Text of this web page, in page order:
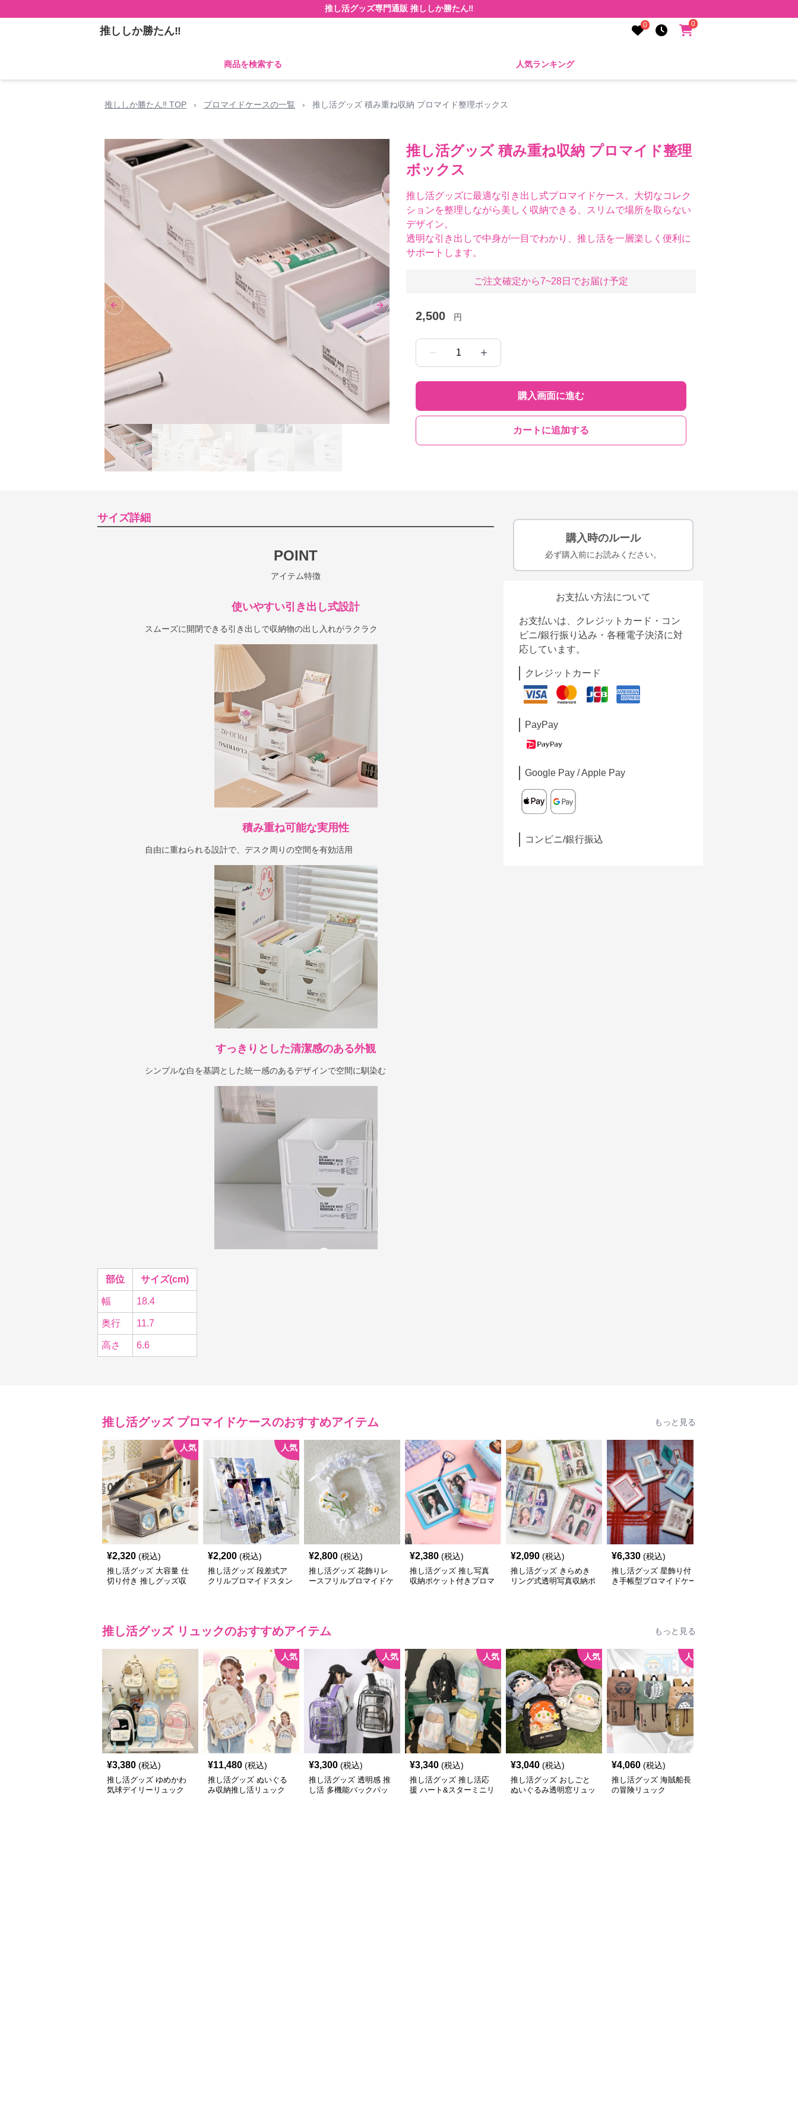
推し活グッズ専門通販 推ししか勝たん‼
推ししか勝たん‼ 0 0
商品を検索する 人気ランキング
推ししか勝たん‼ TOP › プロマイドケースの一覧 › 推し活グッズ 積み重ね収納 プロマイド整理ボックス
Previous slide Next slide
推し活グッズ 積み重ね収納 プロマイド整理
ボックス
推し活グッズに最適な引き出し式プロマイドケース。大切なコレク
ションを整理しながら美しく収納できる、スリムで場所を取らない
デザイン。
透明な引き出しで中身が一目でわかり、推し活を一層楽しく便利に
サポートします。
ご注文確定から7~28日でお届け予定
2,500 円
1
購入画面に進む
カートに追加する
サイズ詳細
POINT
アイテム特徴
使いやすい引き出し式設計
スムーズに開閉できる引き出しで収納物の出し入れがラクラク
積み重ね可能な実用性
自由に重ねられる設計で、デスク周りの空間を有効活用
すっきりとした清潔感のある外観
シンプルな白を基調とした統一感のあるデザインで空間に馴染む
部位 サイズ(cm)
幅 18.4
奥行 11.7
高さ 6.6
購入時のルール
必ず購入前にお読みください。
お支払い方法について
お支払いは、クレジットカード・コン
ビニ/銀行振り込み・各種電子決済に対
応しています。
クレジットカード
PayPay
Google Pay / Apple Pay
コンビニ/銀行振込
推し活グッズ プロマイドケースのおすすめアイテム もっと見る
人気
¥2,320 (税込)
推し活グッズ 大容量 仕
切り付き 推しグッズ収
人気
¥2,200 (税込)
推し活グッズ 段差式ア
クリルプロマイドスタン
¥2,800 (税込)
推し活グッズ 花飾りレ
ースフリルプロマイドケ
¥2,380 (税込)
推し活グッズ 推し写真
収納ポケット付きプロマ
¥2,090 (税込)
推し活グッズ きらめき
リング式透明写真収納ポ
¥6,330 (税込)
推し活グッズ 星飾り付
き手帳型プロマイドケー
推し活グッズ リュックのおすすめアイテム もっと見る
¥3,380 (税込)
推し活グッズ ゆめかわ
気球デイリーリュック
人気
¥11,480 (税込)
推し活グッズ ぬいぐる
み収納推し活リュック
人気
¥3,300 (税込)
推し活グッズ 透明感 推
し活 多機能バックパッ
人気
¥3,340 (税込)
推し活グッズ 推し活応
援 ハート&スターミニリ
人気
¥3,040 (税込)
推し活グッズ おしごと
ぬいぐるみ透明窓リュッ
人気
¥4,060 (税込)
推し活グッズ 海賊船長
の冒険リュック